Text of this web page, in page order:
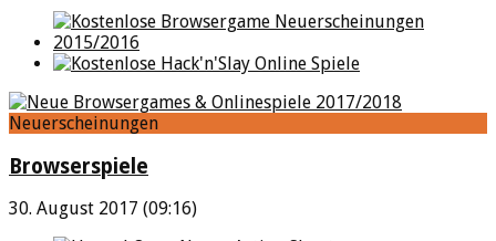
Neuerscheinungen
Browserspiele
30. August 2017 (09:16)